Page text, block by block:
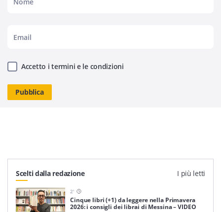
Accetto i termini e le condizioni
Scelti dalla redazione I più letti
2'
Cinque libri (+1) da leggere nella Primavera
2026: i consigli dei librai di Messina – VIDEO